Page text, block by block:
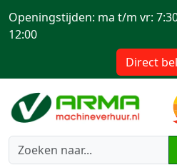
Openingstijden: ma t/m vr:
12:00
Direct